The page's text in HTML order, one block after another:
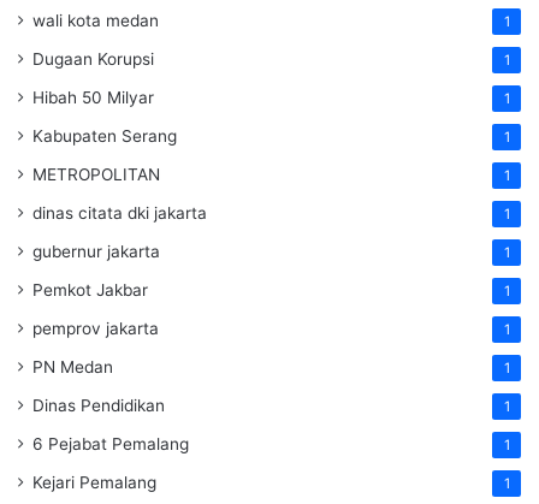
wali kota medan 1
Dugaan Korupsi 1
Hibah 50 Milyar 1
Kabupaten Serang 1
METROPOLITAN 1
dinas citata dki jakarta 1
gubernur jakarta 1
Pemkot Jakbar 1
pemprov jakarta 1
PN Medan 1
Dinas Pendidikan 1
6 Pejabat Pemalang 1
Kejari Pemalang 1